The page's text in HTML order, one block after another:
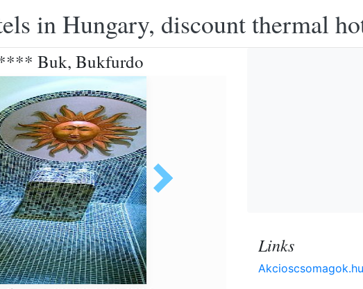
in Hungary, discount thermal
Buk, Bukfurdo
Links
Akcioscsomagok.hu